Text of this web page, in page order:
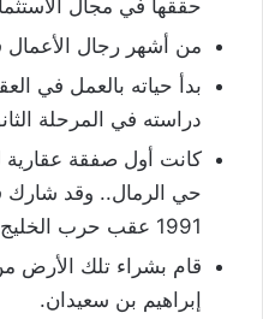
حققها في مجال
من أشهر رجال الأعمال
بدأ حياته بالعمل في
دراسته في المرحلة
كانت أول صفقة
حي الرمال.. وقد شارك
1991 عقب حرب الخليج.
قام بشراء تلك الأرض
إبراهيم بن سعيدان.